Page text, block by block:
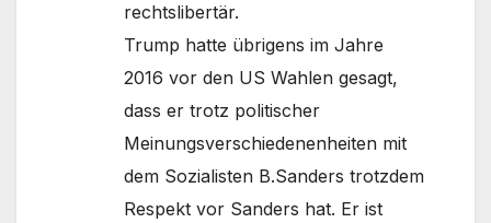
rechtslibertär.
Trump hatte übrigens im Jahre
2016 vor den US Wahlen gesagt,
dass er trotz politischer
Meinungsverschiedenenheiten mit
dem Sozialisten B.Sanders trotzdem
Respekt vor Sanders hat. Er ist